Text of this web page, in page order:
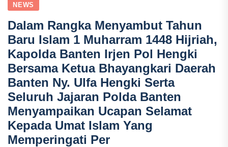
NEWS
Dalam Rangka Menyambut Tahun
Baru Islam 1 Muharram 1448 Hijriah,
Kapolda Banten Irjen Pol Hengki
Bersama Ketua Bhayangkari Daerah
Banten Ny. Ulfa Hengki Serta
Seluruh Jajaran Polda Banten
Menyampaikan Ucapan Selamat
Kepada Umat Islam Yang
Memperingati Per